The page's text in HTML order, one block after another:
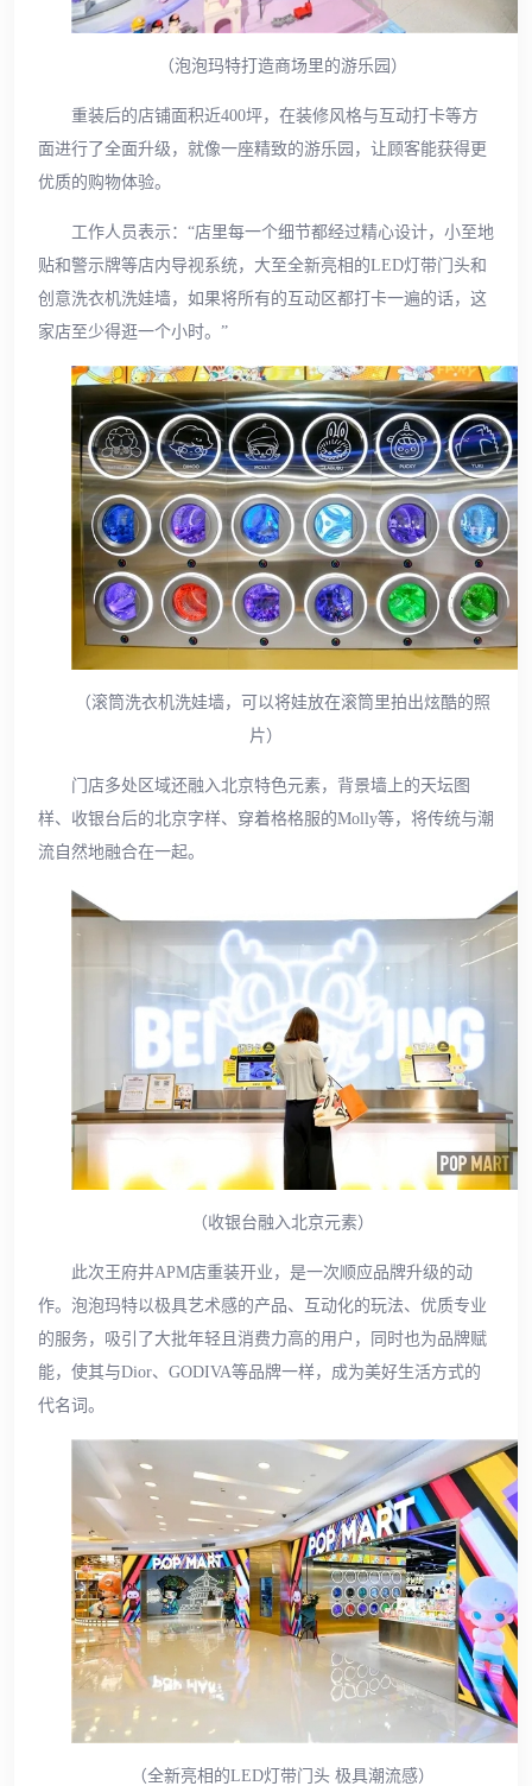
（泡泡玛特打造商场里的游乐园）
重装后的店铺面积近400坪，在装修风格与互动打卡等方
面进行了全面升级，就像一座精致的游乐园，让顾客能获得更
优质的购物体验。
工作人员表示：“店里每一个细节都经过精心设计，小至地
贴和警示牌等店内导视系统，大至全新亮相的LED灯带门头和
创意洗衣机洗娃墙，如果将所有的互动区都打卡一遍的话，这
家店至少得逛一个小时。”
（滚筒洗衣机洗娃墙，可以将娃放在滚筒里拍出炫酷的照
片）
门店多处区域还融入北京特色元素，背景墙上的天坛图
样、收银台后的北京字样、穿着格格服的Molly等，将传统与潮
流自然地融合在一起。
（收银台融入北京元素）
此次王府井APM店重装开业，是一次顺应品牌升级的动
作。泡泡玛特以极具艺术感的产品、互动化的玩法、优质专业
的服务，吸引了大批年轻且消费力高的用户，同时也为品牌赋
能，使其与Dior、GODIVA等品牌一样，成为美好生活方式的
代名词。
（全新亮相的LED灯带门头 极具潮流感）